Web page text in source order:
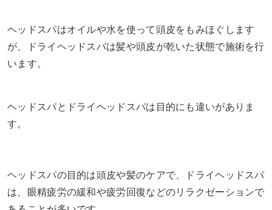
ヘッドスパはオイルや水を使って頭皮をもみほぐします
が、ドライヘッドスパは髪や頭皮が乾いた状態で施術を行
います。
ヘッドスパとドライヘッドスパは目的にも違いがありま
す。
ヘッドスパの目的は頭皮や髪のケアで、ドライヘッドスパ
は、眼精疲労の緩和や疲労回復などのリラクゼーションで